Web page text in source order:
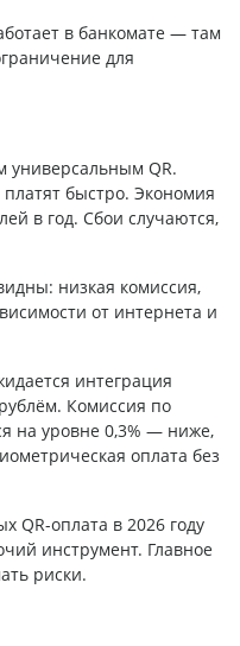
в банкомате — там
для
универсальным QR.
быстро. Экономия
в год. Сбои случаются,
низкая комиссия,
от интернета и
интеграция
Комиссия по
на уровне 0,3% — ниже,
оплата без
QR-оплата в 2026 году
инструмент. Главное
риски.